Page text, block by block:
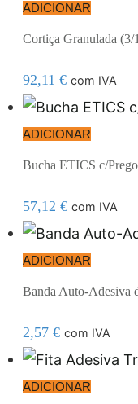
ADICIONAR
Cortiça Granulada
92,11 € com IVA
ADICIONAR
Bucha ETICS c/
57,12 € com IVA
ADICIONAR
Banda Auto-Adesiva
2,57 € com IVA
ADICIONAR